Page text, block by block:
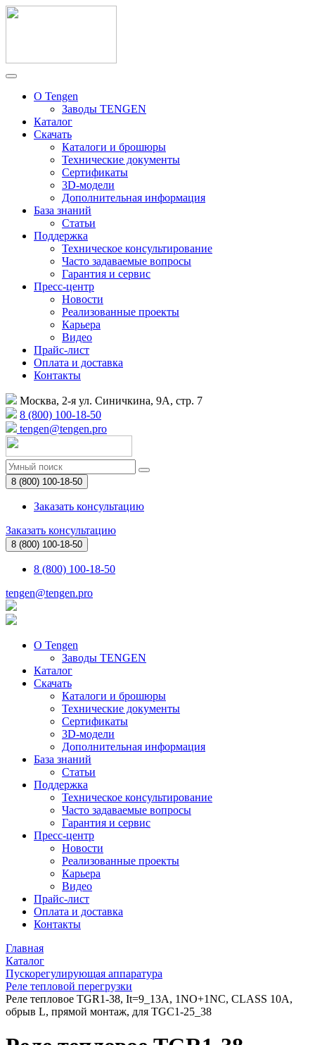
О Tengen
Заводы TENGEN
Каталог
Скачать
Каталоги и брошюры
Технические документы
Сертификаты
3D-модели
Дополнительная информация
База знаний
Статьи
Поддержка
Техническое консультирование
Часто задаваемые вопросы
Гарантия и сервис
Пресс-центр
Новости
Реализованные проекты
Карьера
Видео
Прайс-лист
Оплата и доставка
Контакты
Москва, 2-я ул. Синичкина, 9А, стр. 7
8 (800) 100-18-50
tengen@tengen.pro
8 (800) 100-18-50
Заказать консультацию
Заказать консультацию
8 (800) 100-18-50
8 (800) 100-18-50
tengen@tengen.pro
О Tengen
Заводы TENGEN
Каталог
Скачать
Каталоги и брошюры
Технические документы
Сертификаты
3D-модели
Дополнительная информация
База знаний
Статьи
Поддержка
Техническое консультирование
Часто задаваемые вопросы
Гарантия и сервис
Пресс-центр
Новости
Реализованные проекты
Карьера
Видео
Прайс-лист
Оплата и доставка
Контакты
Главная
Каталог
Пускорегулирующая аппаратура
Реле тепловой перегрузки
Реле тепловое TGR1-38, It=9_13A, 1NO+1NC, CLASS 10A,
обрыв L, прямой монтаж, для TGС1-25_38